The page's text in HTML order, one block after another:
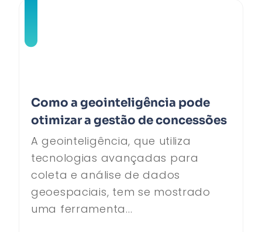
Como a geointeligência pode
otimizar a gestão de concessões
A geointeligência, que utiliza
tecnologias avançadas para
coleta e análise de dados
geoespaciais, tem se mostrado
uma ferramenta...